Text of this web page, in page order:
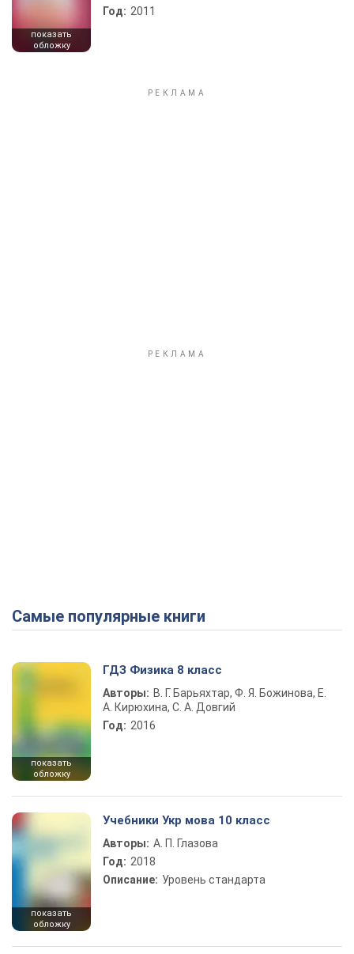
показать
обложку
Год: 2011
Самые популярные книги
показать
обложку
ГДЗ Физика 8 класс
Авторы: В. Г. Барьяхтар, Ф. Я. Божинова, Е.
А. Кирюхина, С. А. Довгий
Год: 2016
показать
обложку
Учебники Укр мова 10 класс
Авторы: А. П. Глазова
Год: 2018
Описание: Уровень стандарта